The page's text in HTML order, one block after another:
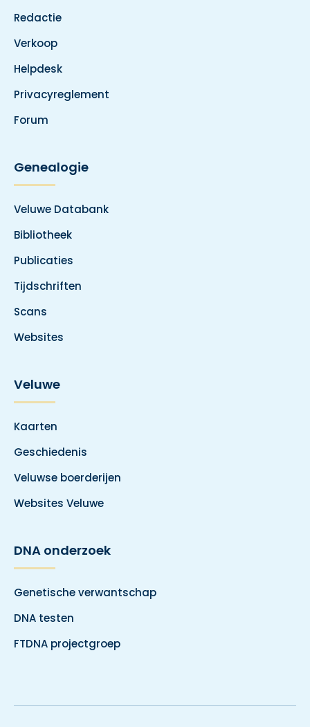
Redactie
Verkoop
Helpdesk
Privacyreglement
Forum
Genealogie
Veluwe Databank
Bibliotheek
Publicaties
Tijdschriften
Scans
Websites
Veluwe
Kaarten
Geschiedenis
Veluwse boerderijen
Websites Veluwe
DNA onderzoek
Genetische verwantschap
DNA testen
FTDNA projectgroep